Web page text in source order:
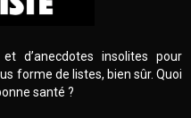
d’anecdotes insolites pour
forme de listes, bien sûr. Quoi
santé ?